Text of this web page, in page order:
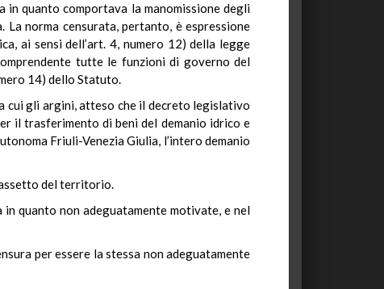
in quanto comportava la manomissione degli
norma censurata, pertanto, è espressione
ai sensi dell’art. 4, numero 12) della legge
tutte le funzioni di governo del
14) dello Statuto.
cui gli argini, atteso che il decreto legislativo
il trasferimento di beni del demanio idrico e
Friuli-Venezia Giulia, l’intero demanio
del territorio.
quanto non adeguatamente motivate, e nel
per essere la stessa non adeguatamente